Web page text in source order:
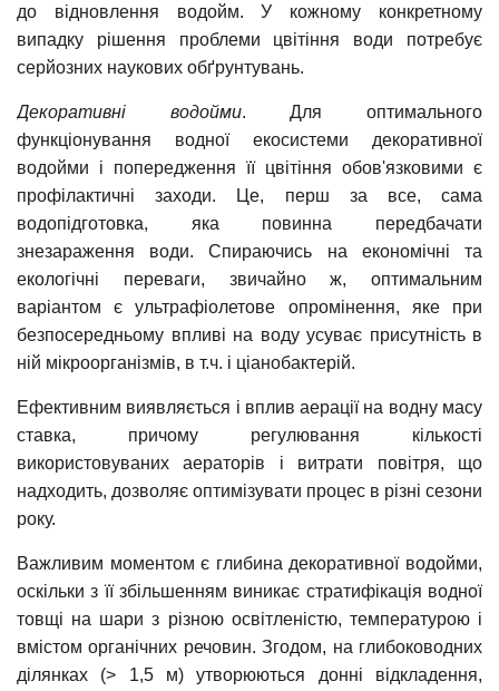
до відновлення водойм. У кожному конкретному
випадку рішення проблеми цвітіння води потребує
серйозних наукових обґрунтувань.
Декоративні водойми. Для оптимального
функціонування водної екосистеми декоративної
водойми і попередження її цвітіння обов'язковими є
профілактичні заходи. Це, перш за все, сама
водопідготовка, яка повинна передбачати
знезараження води. Спираючись на економічні та
екологічні переваги, звичайно ж, оптимальним
варіантом є ультрафіолетове опромінення, яке при
безпосередньому впливі на воду усуває присутність в
ній мікроорганізмів, в т.ч. і ціанобактерій.
Ефективним виявляється і вплив аерації на водну масу
ставка, причому регулювання кількості
використовуваних аераторів і витрати повітря, що
надходить, дозволяє оптимізувати процес в різні сезони
року.
Важливим моментом є глибина декоративної водойми,
оскільки з її збільшенням виникає стратифікація водної
товщі на шари з різною освітленістю, температурою і
вмістом органічних речовин. Згодом, на глибоководних
ділянках (> 1,5 м) утворюються донні відкладення,